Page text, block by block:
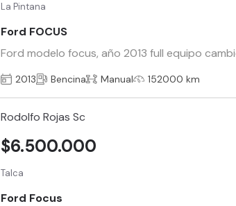
La Pintana
Ford FOCUS
Ford modelo focus, año 2013 full equipo
2013 Bencina Manual 152000 km
Rodolfo Rojas Sc
Talca
Ford Focus
$6.500.000